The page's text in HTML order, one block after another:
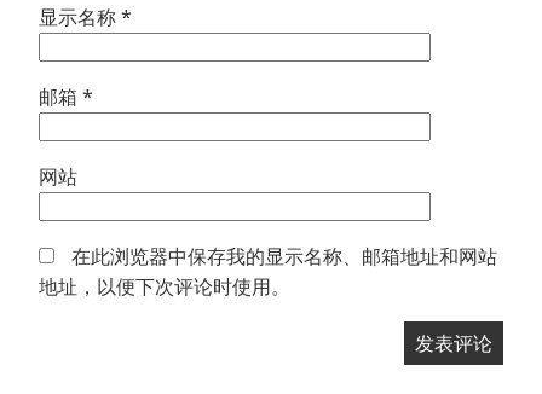
显示名称*
邮箱 *
网站
在此浏览器中保存我的显示名称、邮箱地址和网站
地址，以便下次评论时使用。